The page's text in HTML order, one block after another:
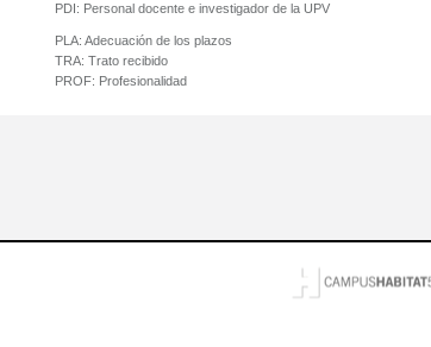
PDI: Personal docente e investigador de la UPV
PLA: Adecuación de los plazos
TRA: Trato recibido
PROF: Profesionalidad